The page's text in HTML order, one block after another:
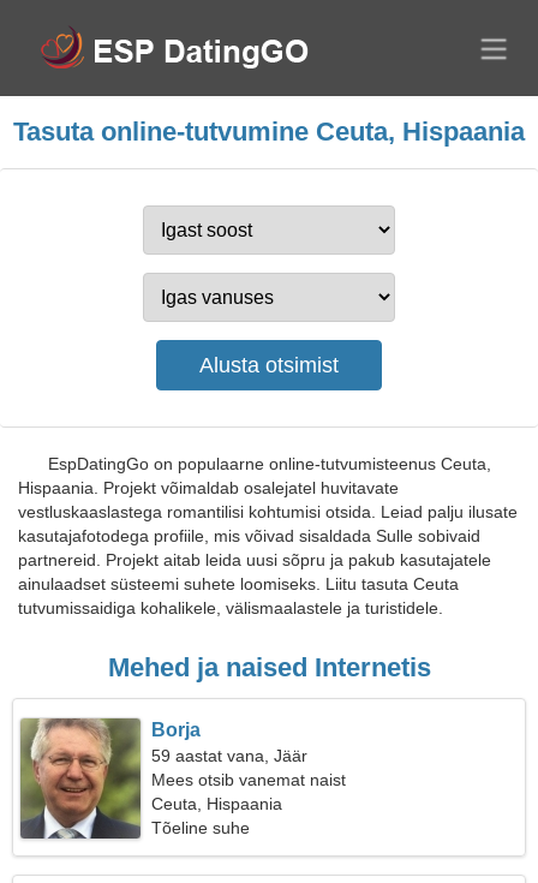
Tasuta online-tutvumine Ceuta, Hispaania
EspDatingGo on populaarne online-tutvumisteenus Ceuta,
Hispaania. Projekt võimaldab osalejatel huvitavate
vestluskaaslastega romantilisi kohtumisi otsida. Leiad palju ilusate
kasutajafotodega profiile, mis võivad sisaldada Sulle sobivaid
partnereid. Projekt aitab leida uusi sõpru ja pakub kasutajatele
ainulaadset süsteemi suhete loomiseks. Liitu tasuta Ceuta
tutvumissaidiga kohalikele, välismaalastele ja turistidele.
Mehed ja naised Internetis
Borja
59 aastat vana, Jäär
Mees otsib vanemat naist
Ceuta, Hispaania
Tõeline suhe